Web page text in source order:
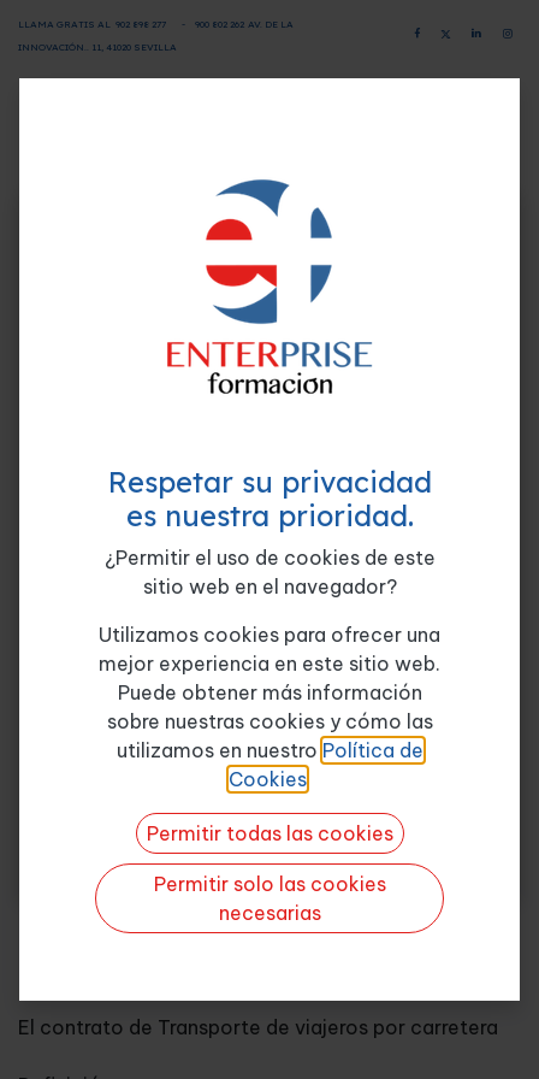
LLAMA GRATIS AL 902 898 277 - 900 802 262 AV. DE LA
INNOVACIÓN.. 11, 41020 SEVILLA
Programa-Contenido
Unidad Didáctica 1: Contrato de transportes: ideas
Regulación jurídica
El contrato de transporte en la LOTT
Conceptos previos
¿A quién se aplica la LOTT?
Principios generales de la Ley
De los servicios y actividades del transporte por
Características generales de los contratos
Disposiciones generales
El contrato de Transporte de viajeros por carretera
¿Quieres formarte GRATIS y
mejorar tu perfil profesional?
Empieza hoy mismo. Te ayudamos a elegir el
mejor curso para ti.
Quiero más info
Respetar su privacidad
es nuestra prioridad.
¿Permitir el uso de cookies de este
sitio web en el navegador?
Utilizamos cookies para ofrecer una
mejor experiencia en este sitio web.
Puede obtener más información
sobre nuestras cookies y cómo las
utilizamos en nuestro Política de
Cookies.
Permitir todas las cookies
Permitir solo las cookies
necesarias